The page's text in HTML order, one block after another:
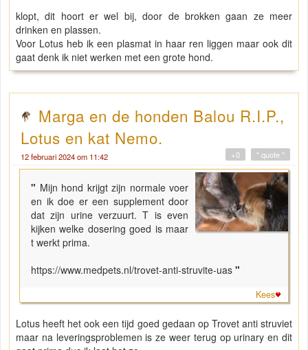
klopt, dit hoort er wel bij, door de brokken gaan ze meer
drinken en plassen.
Voor Lotus heb ik een plasmat in haar ren liggen maar ook dit
gaat denk ik niet werken met een grote hond.
Marga en de honden Balou R.I.P.,
Lotus en kat Nemo.
12 februari 2024 om 11:42 " quote "
+0
" Mijn hond krijgt zijn normale voer
en ik doe er een supplement door
dat zijn urine verzuurt. T is even
kijken welke dosering goed is maar
t werkt prima.
https://www.medpets.nl/trovet-anti-struvite-uas "
Kees
Lotus heeft het ook een tijd goed gedaan op Trovet anti struviet
maar na leveringsproblemen is ze weer terug op urinary en dit